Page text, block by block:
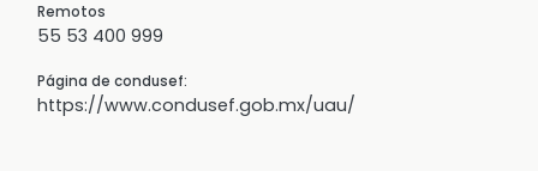
Remotos
55 53 400 999
Página de condusef:
https://www.condusef.gob.mx/uau/